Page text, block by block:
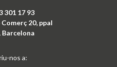
301 17 93
20, ppal
Barcelona
nos a: